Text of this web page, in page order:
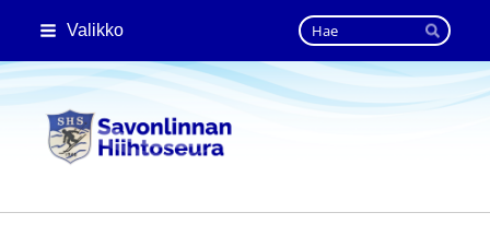
Siirry
sisältöön
Valikko Haku
Hae
Savonlinnan Hiihtoseura